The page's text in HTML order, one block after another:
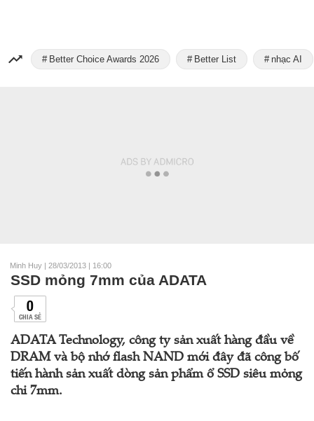
Better Choice Awards 2026 Better List nhạc AI
Minh Huy | 28/03/2013 | 16:00
SSD mỏng 7mm của ADATA
0
CHIA SẺ
ADATA Technology, công ty sản xuất hàng đầu về
DRAM và bộ nhớ flash NAND mới đây đã công bố
tiến hành sản xuất dòng sản phẩm ổ SSD siêu mỏng
chỉ 7mm.